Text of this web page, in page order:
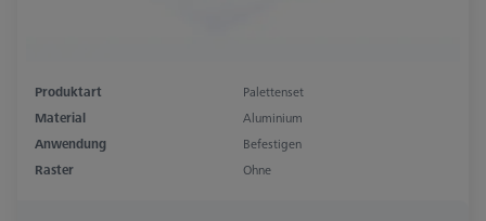
Produktart
Palettenset
Material
Aluminium
Anwendung
Befestigen
Raster
Ohne